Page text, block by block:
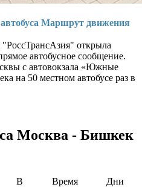
Маршрут движения
открыла
автобусное сообщение.
с автовокзала «Южные
на 50 местном автобусе раз в
Москва - Бишкек
В
Время
Дни